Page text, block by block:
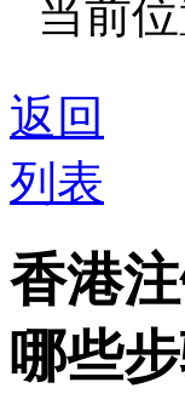
当前位
返回
列表
香港
哪些